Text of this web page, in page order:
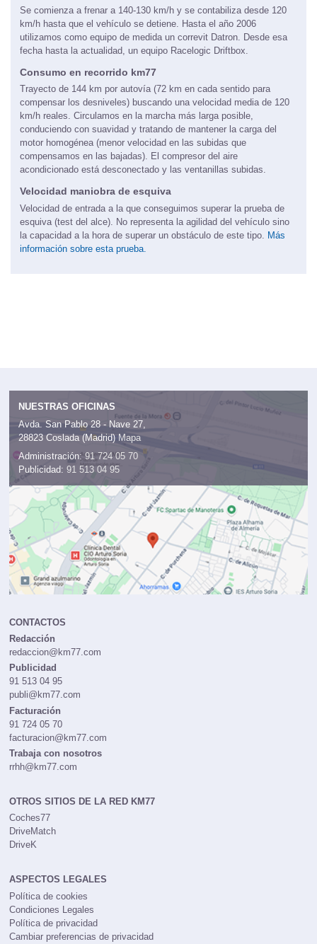
Se comienza a frenar a 140-130 km/h y se contabiliza desde 120
km/h hasta que el vehículo se detiene. Hasta el año 2006
utilizamos como equipo de medida un correvit Datron. Desde esa
fecha hasta la actualidad, un equipo Racelogic Driftbox.
Consumo en recorrido km77
Trayecto de 144 km por autovía (72 km en cada sentido para
compensar los desniveles) buscando una velocidad media de 120
km/h reales. Circulamos en la marcha más larga posible,
conduciendo con suavidad y tratando de mantener la carga del
motor homogénea (menor velocidad en las subidas que
compensamos en las bajadas). El compresor del aire
acondicionado está desconectado y las ventanillas subidas.
Velocidad maniobra de esquiva
Velocidad de entrada a la que conseguimos superar la prueba de
esquiva (test del alce). No representa la agilidad del vehículo sino
la capacidad a la hora de superar un obstáculo de este tipo. Más
información sobre esta prueba.
NUESTRAS OFICINAS
Avda. San Pablo 28 - Nave 27,
28823 Coslada (Madrid) Mapa
Administración: 91 724 05 70
Publicidad: 91 513 04 95
CONTACTOS
Redacción
redaccion@km77.com
Publicidad
91 513 04 95
publi@km77.com
Facturación
91 724 05 70
facturacion@km77.com
Trabaja con nosotros
rrhh@km77.com
OTROS SITIOS DE LA RED KM77
Coches77
DriveMatch
DriveK
ASPECTOS LEGALES
Política de cookies
Condiciones Legales
Política de privacidad
Cambiar preferencias de privacidad